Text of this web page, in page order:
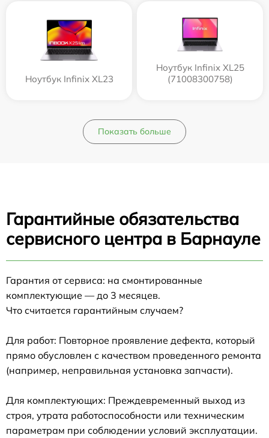
Ноутбук Infinix XL23
Ноутбук Infinix XL25
(71008300758)
Показать больше
Гарантийные обязательства
сервисного центра в Барнауле
Гарантия от сервиса: на смонтированные
комплектующие — до 3 месяцев.
Что считается гарантийным случаем?
Для работ: Повторное проявление дефекта, который
прямо обусловлен с качеством проведенного ремонта
(например, неправильная установка запчасти).
Для комплектующих: Преждевременный выход из
строя, утрата работоспособности или техническим
параметрам при соблюдении условий эксплуатации.